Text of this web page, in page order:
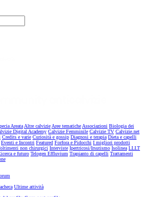
AreataAltre calvizieAree tematicheAssociazioni Biologia dei
Digital Academy Calvizie Femminile Calvizie TV Calvizie.net
Credits e varie Curiosità e gossip Diagnosi e terapia Dieta e capelli
Eventi e Incontri Featured Forfora e Pidocchi I migliori prodotti
non chirurgici Interviste Ipertricosi/Irsutismo Isolinea LLLT
e futuro Telogen Effluvium Trapianto di capelli Trattamenti
Ultime attività